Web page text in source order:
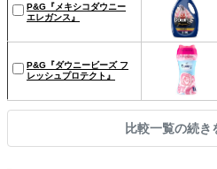
P&G『メキシコダウニー
エレガンス』
P&G『ダウニービーズ フ
レッシュプロテクト』
比較一覧の続き